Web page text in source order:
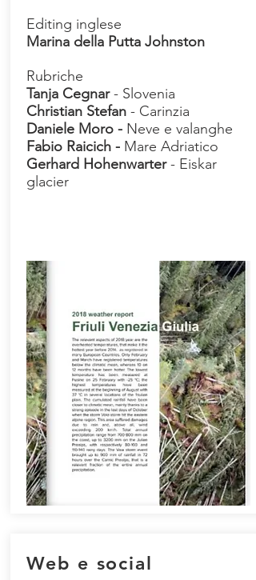
Editing inglese
Marina della Putta Johnston
Rubriche
Tanja Cegnar- Slovenia
Christian Stefan - Carinzia
Daniele Moro - Neve e valanghe
Fabio Raicich - Mare Adriatico
Gerhard Hohenwarter- Eiskar
glacier
Web e social